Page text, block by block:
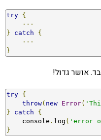
try {
···
}
catch
{
···
}
אושר גדול!
try {
throw( new Error(
}
catch
{
    console
. log ( 'error
}